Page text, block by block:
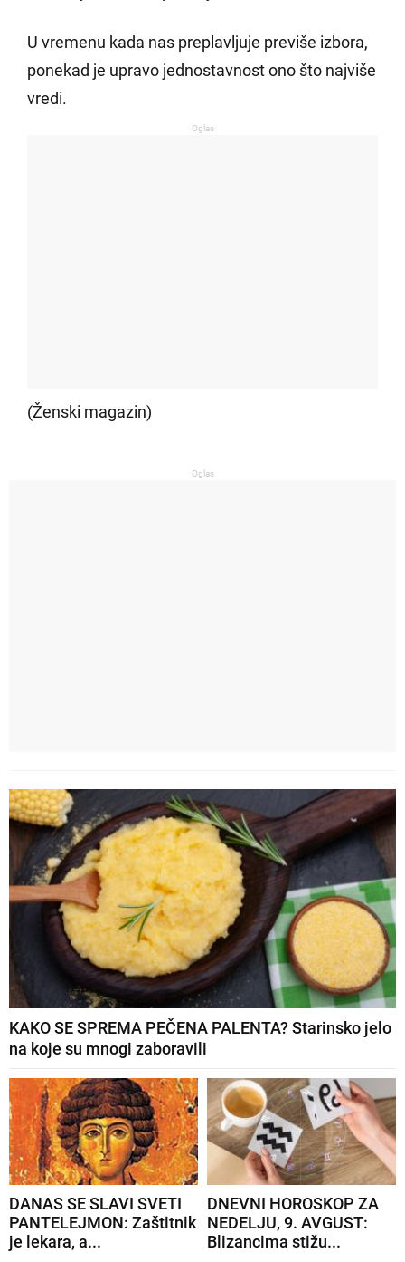
U vremenu kada nas preplavljuje previše izbora,
ponekad je upravo jednostavnost ono što najviše
vredi.
Oglas
(Ženski magazin)
Oglas
KAKO SE SPREMA PEČENA PALENTA? Starinsko jelo
na koje su mnogi zaboravili
DANAS SE SLAVI SVETI
PANTELEJMON: Zaštitnik
je lekara, a...
DNEVNI HOROSKOP ZA
NEDELJU, 9. AVGUST:
Blizancima stižu...